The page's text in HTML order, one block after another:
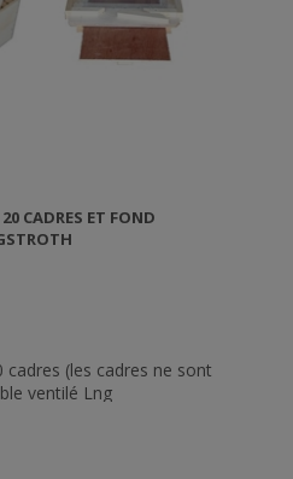
CADRES ET FOND
cadres (les cadres ne sont
ventilé Lng